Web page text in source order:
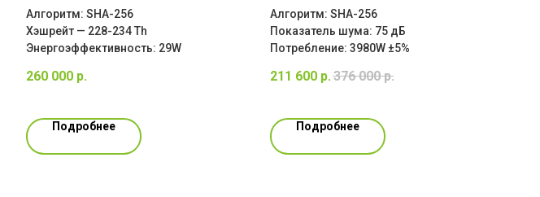
Алгоритм: SHA-256
Хэшрейт — 228-234 Th
Энергоэффективность: 29W
260 000 р.
Подробнее
Алгоритм: SHA-256
Показатель шума: 75 дБ
Потребление: 3980W ±5%
211 600 р.376 000 р.
Подробнее